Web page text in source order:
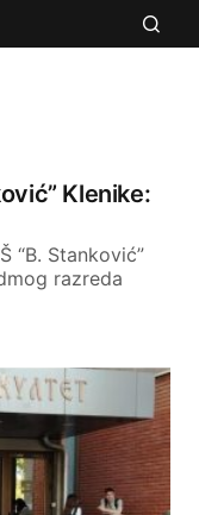
Klenike:
“B. Stanković”
razreda